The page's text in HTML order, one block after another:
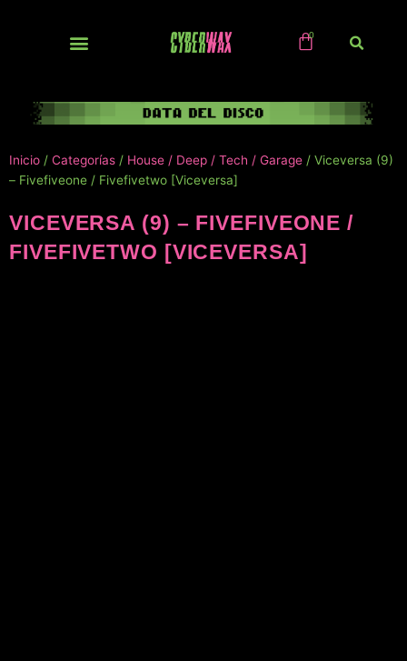
Inicio / Categorías / House / Deep / Tech / Garage / Viceversa (9)
– Fivefiveone / Fivefivetwo [Viceversa]
VICEVERSA (9) – FIVEFIVEONE /
FIVEFIVETWO [VICEVERSA]